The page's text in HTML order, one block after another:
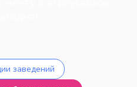
заведений